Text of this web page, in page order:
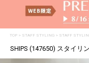
TOP> STAFF STYLING> STAFF
SHIPS (147650) スタイリ